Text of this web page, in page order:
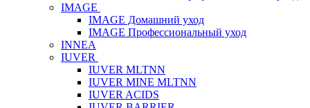
IMAGE
IMAGE Домашний уход
IMAGE Профессиональный уход
INNEA
IUVER
IUVER MLTNN
IUVER MINE MLTNN
IUVER ACIDS